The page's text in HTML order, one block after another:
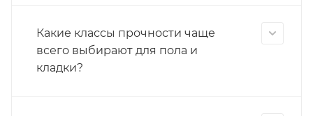
Какие классы прочности чаще
всего выбирают для пола и
кладки?